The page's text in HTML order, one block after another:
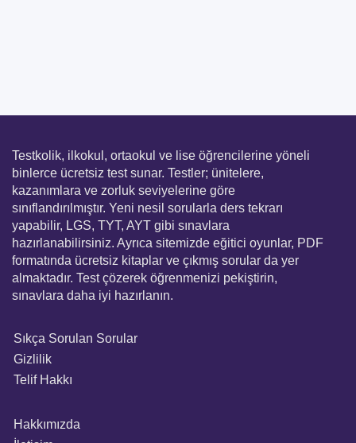
Testkolik, ilkokul, ortaokul ve lise öğrencilerine yöneli
binlerce ücretsiz test sunar. Testler; ünitelere,
kazanımlara ve zorluk seviyelerine göre
sınıflandırılmıştır. Yeni nesil sorularla ders tekrarı
yapabilir, LGS, TYT, AYT gibi sınavlara
hazırlanabilirsiniz. Ayrıca sitemizde eğitici oyunlar, PDF
formatında ücretsiz kitaplar ve çıkmış sorular da yer
almaktadır. Test çözerek öğrenmenizi pekiştirin,
sınavlara daha iyi hazırlanın.
Sıkça Sorulan Sorular
Gizlilik
Telif Hakkı
Hakkımızda